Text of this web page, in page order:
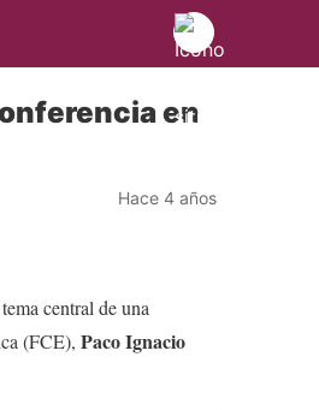
en
Hace 4 años
central de una
(FCE), Paco Ignacio